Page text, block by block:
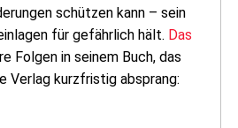
schützen kann – sein
für gefährlich hält. Das
Folgen in seinem Buch, das
Verlag kurzfristig absprang: